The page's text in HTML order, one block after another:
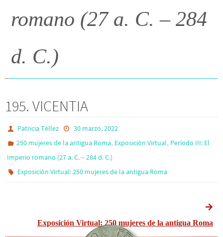
romano (27 a. C. – 284
d. C.)
195. VICENTIA
Patricia Téllez
30 marzo, 2022
250 mujeres de la antigua Roma, Exposición Virtual, Período III: El
Imperio romano (27 a. C. – 284 d. C.)
Exposición Virtual: 250 mujeres de la antigua Roma
Exposición Virtual: 250 mujeres de la antigua Roma